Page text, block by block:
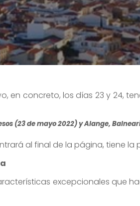
de la humanidad
en concreto, los días 23 y 24,
(23 de mayo 2022) y Alange,
al final de la página, tiene
excepcionales que